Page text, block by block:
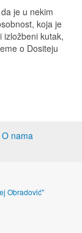
je u nekim
koja je
izložbeni kutak,
o Dositeju
O nama
Obradović"